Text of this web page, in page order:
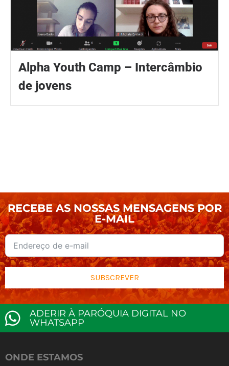
Alpha Youth Camp – Intercâmbio
de jovens
RECEBE AS NOSSAS MENSAGENS POR
E-MAIL
SUBSCREVER
ADERIR À PARÓQUIA DIGITAL NO
WHATSAPP
ONDE ESTAMOS